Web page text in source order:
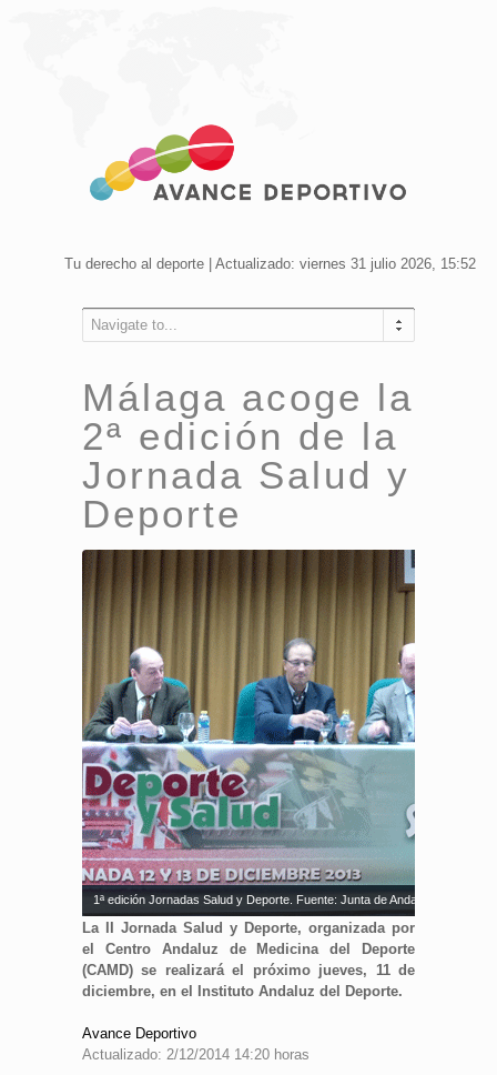
Tu derecho al deporte | Actualizado: viernes 31 julio 2026, 15:52
Navigate to...
Málaga acoge la
2ª edición de la
Jornada Salud y
Deporte
1ª edición Jornadas Salud y Deporte. Fuente: Junta de Andalucía
La II Jornada Salud y Deporte, organizada por
el Centro Andaluz de Medicina del Deporte
(CAMD) se realizará el próximo jueves, 11 de
diciembre, en el Instituto Andaluz del Deporte.
Avance Deportivo
Actualizado: 2/12/2014 14:20 horas